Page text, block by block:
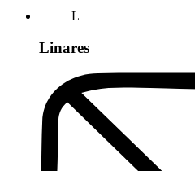
L
Linares